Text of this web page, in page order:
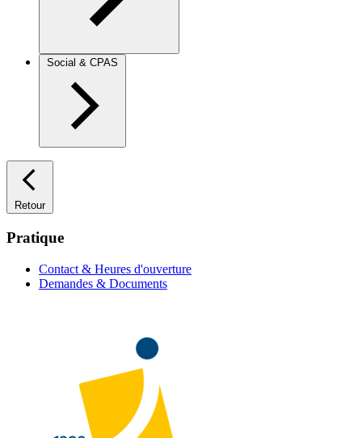
Social & CPAS
Retour
Pratique
Contact & Heures d'ouverture
Demandes & Documents